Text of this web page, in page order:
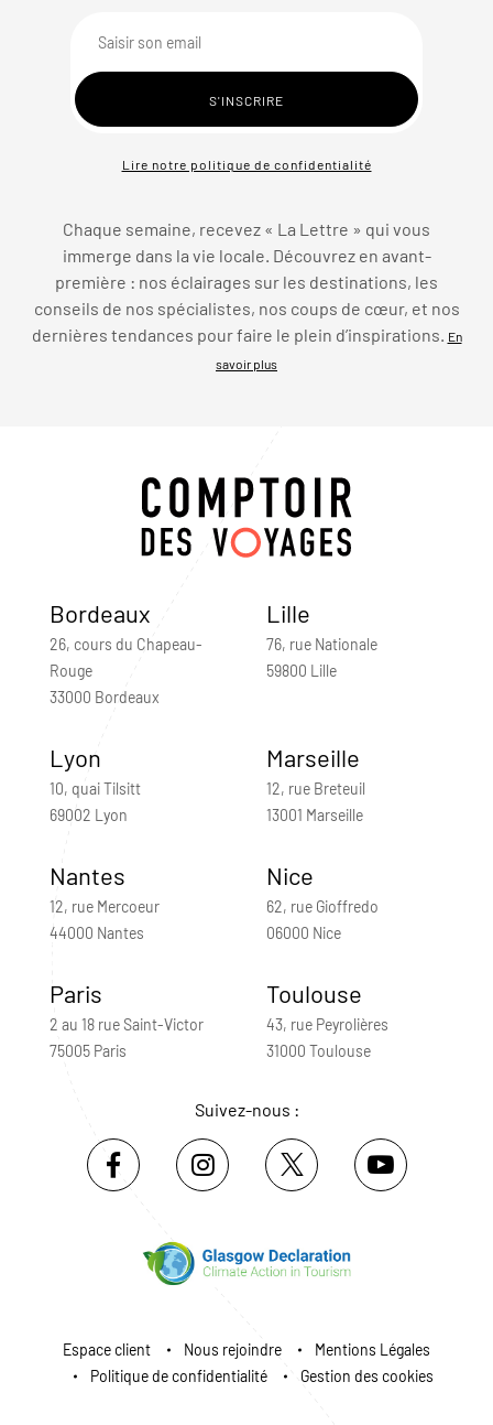
Lire notre politique de confidentialité
Chaque semaine, recevez « La Lettre » qui vous
immerge dans la vie locale. Découvrez en avant-
première : nos éclairages sur les destinations, les
conseils de nos spécialistes, nos coups de cœur, et nos
dernières tendances pour faire le plein d’inspirations.
En
savoir plus
Bordeaux
26, cours du Chapeau-
Rouge
33000 Bordeaux
Lille
76, rue Nationale
59800 Lille
Lyon
10, quai Tilsitt
69002 Lyon
Marseille
12, rue Breteuil
13001 Marseille
Nantes
12, rue Mercoeur
44000 Nantes
Nice
62, rue Gioffredo
06000 Nice
Paris
2 au 18 rue Saint-Victor
75005 Paris
Toulouse
43, rue Peyrolières
31000 Toulouse
Suivez-nous :
Espace client Nous rejoindre
Mentions Légales
Politique de confidentialité
Gestion des cookies